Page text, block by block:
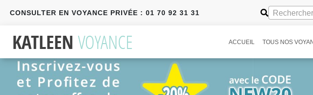
CONSULTER EN VOYANCE PRIVÉE : 01 70 92 31 31
ACCUEIL TOUS NOS